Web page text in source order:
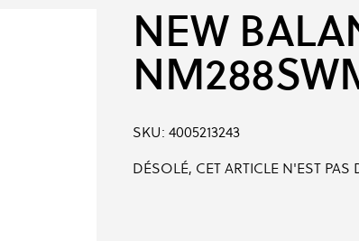
NEW
SKU: 4005213243
DÉSOLÉ, CET ARTICLE N'EST PAS